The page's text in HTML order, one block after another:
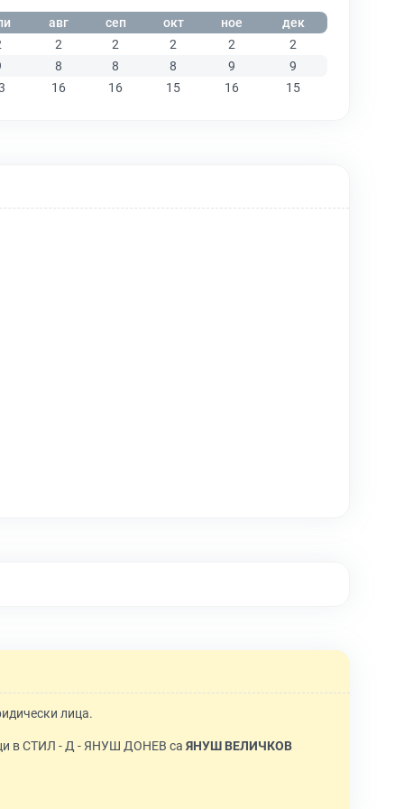
авг сеп окт ное
дек
2 2 2 2
2
8 8 8 9
9
16 16 15 16 15
лица.
в СТИЛ - Д - ЯНУШ ДОНЕВ са ЯНУШ ВЕЛИЧКОВ